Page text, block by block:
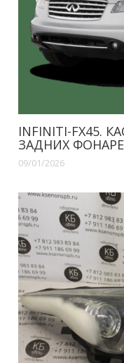
INFINITI-FX45.
ЗАДНИХ
09/01/2026